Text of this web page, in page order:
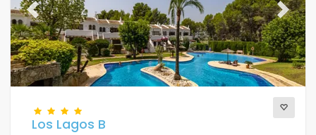
Dormitorios
Cuartos de baño
Previous Next
Los Lagos B